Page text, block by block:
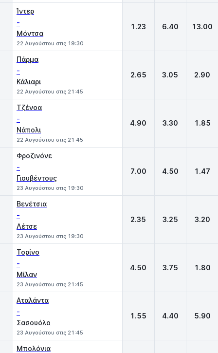
Ίντερ
-
Μόντσα
22 Αυγούστου στις 19:30
1.23 6.40 13.00
Πάρμα
-
Κάλιαρι
22 Αυγούστου στις 21:45
2.65 3.05 2.90
Τζένοα
-
Νάπολι
22 Αυγούστου στις 21:45
4.90 3.30 1.85
Φροζινόνε
-
Γιουβέντους
23 Αυγούστου στις 19:30
7.00 4.50 1.47
Βενέτσια
-
Λέτσε
23 Αυγούστου στις 19:30
2.35 3.25 3.20
Τορίνο
-
Μίλαν
23 Αυγούστου στις 21:45
4.50 3.75 1.80
Αταλάντα
-
Σασουόλο
23 Αυγούστου στις 21:45
1.55 4.40 5.90
Μπολόνια